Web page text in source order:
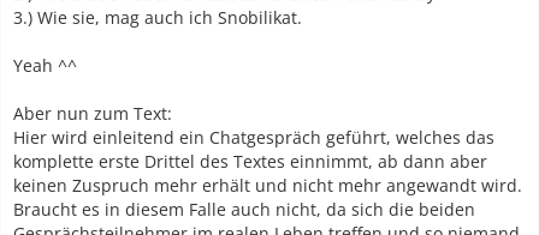
3.) Wie sie, mag auch ich Snobilikat.
Yeah ^^
Aber nun zum Text:
Hier wird einleitend ein Chatgespräch geführt, welches das
komplette erste Drittel des Textes einnimmt, ab dann aber
keinen Zuspruch mehr erhält und nicht mehr angewandt wird.
Braucht es in diesem Falle auch nicht, da sich die beiden